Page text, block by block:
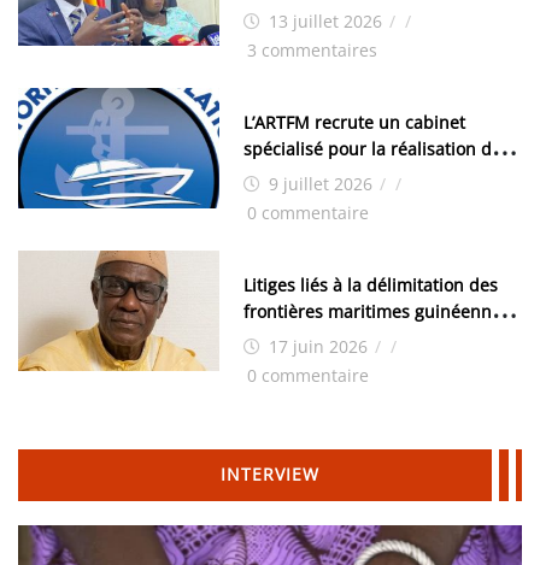
examens nationaux : « Si ce sont
les élections, on trouve tous les
13 juillet 2026 / /
3 commentaires
L’ARTFM recrute un cabinet
spécialisé pour la réalisation des
études techniques
9 juillet 2026 / /
0 commentaire
Litiges liés à la délimitation des
frontières maritimes guinéennes:
Idrissa Chérif écrit au ministre
des Hydrocarbures
17 juin 2026 / /
0 commentaire
INTERVIEW